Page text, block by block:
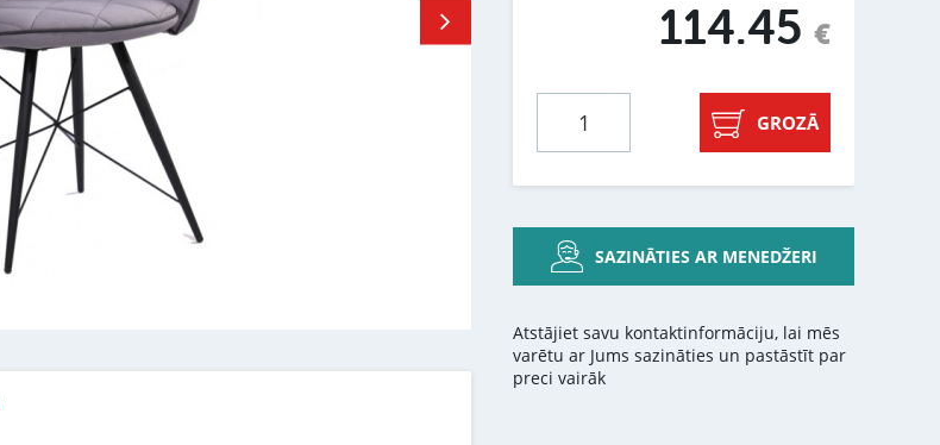
114.45 €
GROZĀ
SAZINĀTIES AR MENEDŽERI
Atstājiet savu kontaktinformāciju, lai mēs
varētu ar Jums sazināties un pastāstīt par
preci vairāk